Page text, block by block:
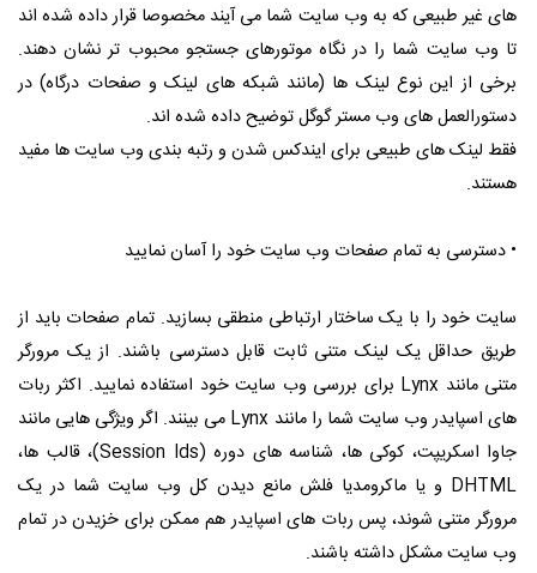
های غیر طبیعی که به وب سایت شما می آیند مخصوصا قرار داده شده اند
تا وب سایت شما را در نگاه موتورهای جستجو محبوب تر نشان دهند.
برخی از این نوع لینک ها (مانند شبکه های لینک و صفحات درگاه) در
دستورالعمل های وب مستر گوگل توضیح داده شده اند.
فقط لینک های طبیعی برای ایندکس شدن و رتبه بندی وب سایت ها مفید
هستند.
• دسترسی به تمام صفحات وب سایت خود را آسان نمایید
سایت خود را با یک ساختار ارتباطی منطقی بسازید. تمام صفحات باید از
طریق حداقل یک لینک متنی ثابت قابل دسترسی باشند. از یک مرورگر
متنی مانند Lynx برای بررسی وب سایت خود استفاده نمایید. اکثر ربات
های اسپایدر وب سایت شما را مانند Lynx می بینند. اگر ویژگی هایی مانند
جاوا اسکریپت، کوکی ها، شناسه های دوره (Session Ids)، قالب ها،
DHTML و یا ماکرومدیا فلش مانع دیدن کل وب سایت شما در یک
مرورگر متنی شوند، پس ربات های اسپایدر هم ممکن برای خزیدن در تمام
وب سایت مشکل داشته باشند.